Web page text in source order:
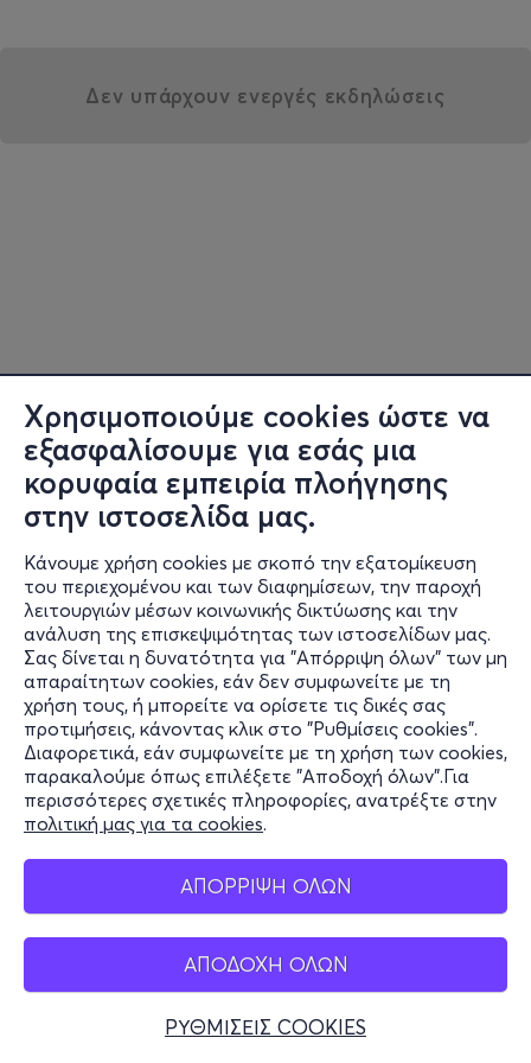
Χρησιμοποιούμε cookies ώστε να
εξασφαλίσουμε για εσάς μια
κορυφαία εμπειρία πλοήγησης
στην ιστοσελίδα μας.
Κάνουμε χρήση cookies με σκοπό την εξατομίκευση
του περιεχομένου και των διαφημίσεων, την παροχή
λειτουργιών μέσων κοινωνικής δικτύωσης και την
ανάλυση της επισκεψιμότητας των ιστοσελίδων μας.
Σας δίνεται η δυνατότητα για "Απόρριψη όλων" των μη
απαραίτητων cookies, εάν δεν συμφωνείτε με τη
χρήση τους, ή μπορείτε να ορίσετε τις δικές σας
προτιμήσεις, κάνοντας κλικ στο "Ρυθμίσεις cookies".
Διαφορετικά, εάν συμφωνείτε με τη χρήση των cookies,
παρακαλούμε όπως επιλέξετε "Αποδοχή όλων".Για
περισσότερες σχετικές πληροφορίες, ανατρέξτε στην
πολιτική μας για τα cookies.
ΑΠΟΡΡΙΨΗ ΟΛΩΝ
ΑΠΟΔΟΧΗ ΟΛΩΝ
ΡΥΘΜΙΣΕΙΣ COOKIES
Δεν υπάρχουν ενεργές εκδηλώσεις